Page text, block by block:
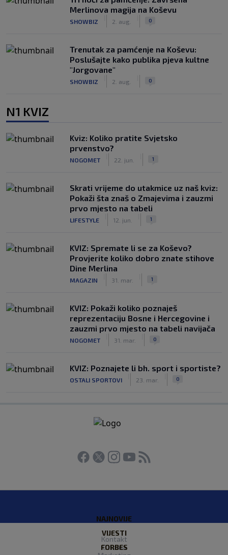
Merlinova magija na Koševu
SHOWBIZ 2. aug. 0
Trenutak za pamćenje na Koševu:
Poslušajte kako publika pjeva kultne
"Jorgovane"
SHOWBIZ 2. aug. 0
N1 KVIZ
Kviz: Koliko pratite Svjetsko
prvenstvo?
NOGOMET 22. jun. 1
Skrati vrijeme do utakmice uz naš kviz:
Pokaži šta znaš o Zmajevima i zauzmi
prvo mjesto na tabeli
LIFESTYLE 12. jun. 1
KVIZ: Spremate li se za Koševo?
Provjerite koliko dobro znate stihove
Dine Merlina
MAGAZIN 31. mar. 1
KVIZ: Pokaži koliko poznaješ
reprezentaciju Bosne i Hercegovine i
zauzmi prvo mjesto na tabeli navijača
NOGOMET 31. mar. 0
KVIZ: Poznajete li bh. sport i sportiste?
OSTALI SPORTOVI 23. mar. 0
NAJNOVIJE
VIJESTI
FORBES
Kontakt
O nama